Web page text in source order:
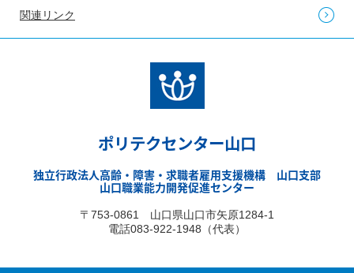
関連リンク
ポリテクセンター山口
独立行政法人高齢・障害・求職者雇用支援機構 山口支部
山口職業能力開発促進センター
〒753-0861 山口県山口市矢原1284-1
電話083-922-1948（代表）